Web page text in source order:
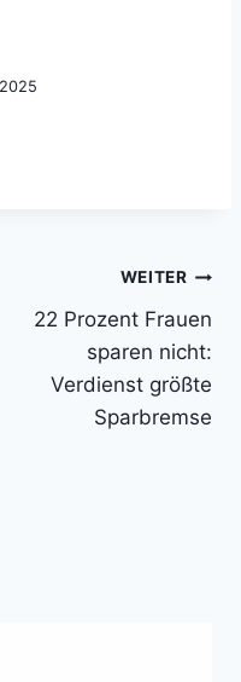
WEITER
22 Prozent Frauen
sparen nicht:
Verdienst größte
Sparbremse